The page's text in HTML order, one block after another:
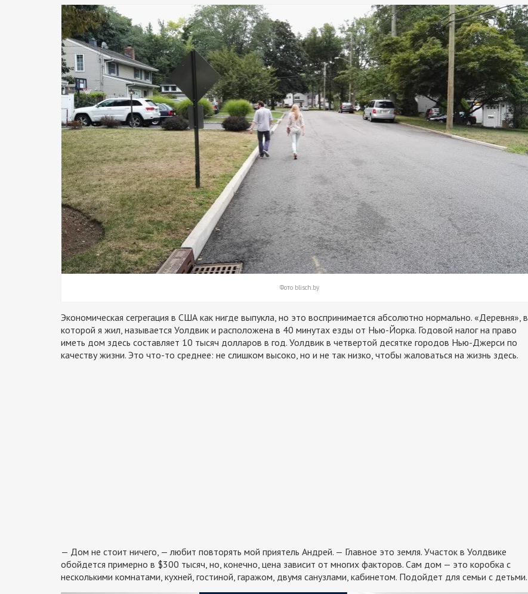
Фото blisch.by
Экономическая сегрегация в США как нигде выпукла, но это воспринимается абсолютно нормально. «Деревня», в
которой я жил, называется Уолдвик и расположена в 40 минутах езды от Нью-Йорка. Годовой налог на право
иметь дом здесь составляет 10 тысяч долларов в год. Уолдвик в четвертой десятке городов Нью-Джерси по
качеству жизни. Это что-то среднее: не слишком высоко, но и не так низко, чтобы жаловаться на жизнь здесь.
— Дом не стоит ничего, — любит повторять мой приятель Андрей. — Главное это земля. Участок в Уолдвике
обойдется примерно в $300 тысяч, но, конечно, цена зависит от многих факторов. Сам дом — это коробка с
несколькими комнатами, кухней, гостиной, гаражом, двумя санузлами, кабинетом. Подойдет для семьи с детьми.